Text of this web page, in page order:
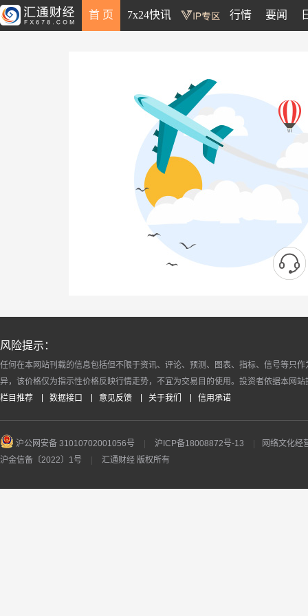
首 页 7x24快讯 行情 要闻
风险提示：
任何在本网站刊载的信息包括但不限于资讯、评论、预测、图表、指标、信号等只
异，该价格仅为指示性价格反映行情走势，不宜为交易目的使用。投资者依据本网
栏目推荐
数据接口 意见反馈 关于我们 信用承诺
沪公网安备 31010702001056号 沪ICP备18008872号-13
网络文化经
沪金信备〔2022〕1号
汇通财经 版权所有